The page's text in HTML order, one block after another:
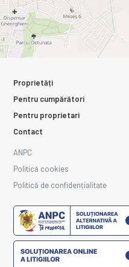
Proprietăți
Pentru cumpărători
Pentru proprietari
Contact
ANPC
Politică cookies
Politică de confidențialitate